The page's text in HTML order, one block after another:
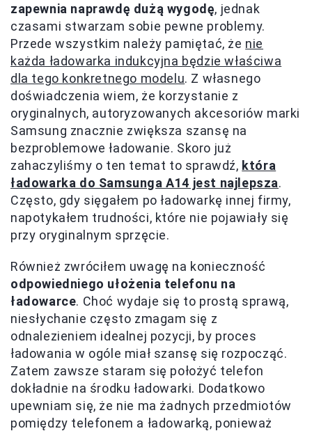
zapewnia naprawdę dużą wygodę, jednak
czasami stwarzam sobie pewne problemy.
Przede wszystkim należy pamiętać, że nie
każda ładowarka indukcyjna będzie właściwa
dla tego konkretnego modelu. Z własnego
doświadczenia wiem, że korzystanie z
oryginalnych, autoryzowanych akcesoriów marki
Samsung znacznie zwiększa szansę na
bezproblemowe ładowanie. Skoro już
zahaczyliśmy o ten temat to sprawdź, która
ładowarka do Samsunga A14 jest najlepsza.
Często, gdy sięgałem po ładowarkę innej firmy,
napotykałem trudności, które nie pojawiały się
przy oryginalnym sprzęcie.
Również zwróciłem uwagę na konieczność
odpowiedniego ułożenia telefonu na
ładowarce. Choć wydaje się to prostą sprawą,
niesłychanie często zmagam się z
odnalezieniem idealnej pozycji, by proces
ładowania w ogóle miał szansę się rozpocząć.
Zatem zawsze staram się położyć telefon
dokładnie na środku ładowarki. Dodatkowo
upewniam się, że nie ma żadnych przedmiotów
pomiędzy telefonem a ładowarką, ponieważ